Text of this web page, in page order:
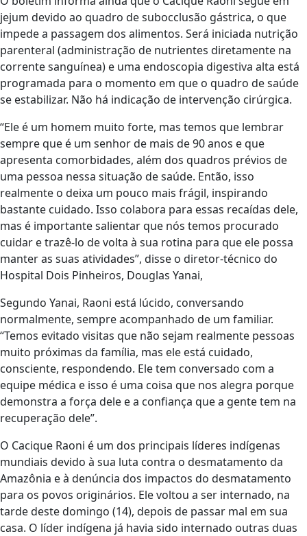
jejum devido ao quadro de subocclusão gástrica, o que
impede a passagem dos alimentos. Será iniciada nutrição
parenteral (administração de nutrientes diretamente na
corrente sanguínea) e uma endoscopia digestiva alta está
programada para o momento em que o quadro de saúde
se estabilizar. Não há indicação de intervenção cirúrgica.
“Ele é um homem muito forte, mas temos que lembrar
sempre que é um senhor de mais de 90 anos e que
apresenta comorbidades, além dos quadros prévios de
uma pessoa nessa situação de saúde. Então, isso
realmente o deixa um pouco mais frágil, inspirando
bastante cuidado. Isso colabora para essas recaídas dele,
mas é importante salientar que nós temos procurado
cuidar e trazê-lo de volta à sua rotina para que ele possa
manter as suas atividades”, disse o diretor-técnico do
Hospital Dois Pinheiros, Douglas Yanai,
Segundo Yanai, Raoni está lúcido, conversando
normalmente, sempre acompanhado de um familiar.
“Temos evitado visitas que não sejam realmente pessoas
muito próximas da família, mas ele está cuidado,
consciente, respondendo. Ele tem conversado com a
equipe médica e isso é uma coisa que nos alegra porque
demonstra a força dele e a confiança que a gente tem na
recuperação dele”.
O Cacique Raoni é um dos principais líderes indígenas
mundiais devido à sua luta contra o desmatamento da
Amazônia e à denúncia dos impactos do desmatamento
para os povos originários. Ele voltou a ser internado, na
tarde deste domingo (14), depois de passar mal em sua
casa. O líder indígena já havia sido internado outras duas